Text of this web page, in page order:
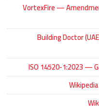
VortexFire —
Building Doctor
ISO 14520-1:2023 —